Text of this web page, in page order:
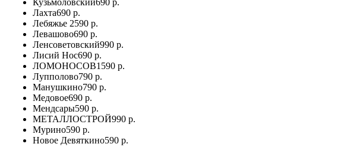
Лахта690 р.
Лебяжье 2590 р.
Левашово690 р.
Ленсоветовский990 р.
Лисий Нос690 р.
ЛОМОНОСОВ1590 р.
Лупполово790 р.
Манушкино790 р.
Медовое690 р.
Мендсары590 р.
МЕТАЛЛОСТРОЙ990 р.
Мурино590 р.
Новое Девяткино590 р.